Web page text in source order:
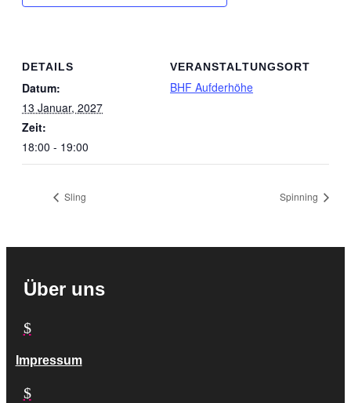
DETAILS
Datum:
13 Januar, 2027
Zeit:
18:00 - 19:00
VERANSTALTUNGSORT
BHF Aufderhöhe
Sling Spinning
Über uns
$
Impressum
$